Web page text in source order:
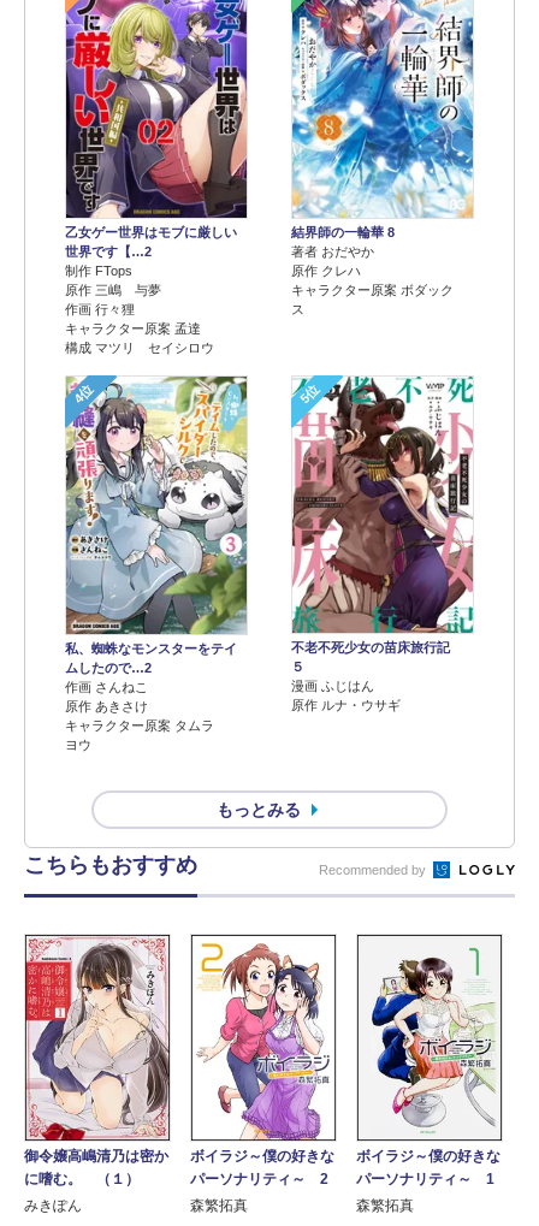
乙女ゲー世界はモブに厳しい
世界です【…2
制作 FTops
原作 三嶋 与夢
作画 行々狸
キャラクター原案 孟達
構成 マツリ セイシロウ
結界師の一輪華 8
著者 おだやか
原作 クレハ
キャラクター原案 ボダック
ス
4位
私、蜘蛛なモンスターをテイ
ムしたので…2
作画 さんねこ
原作 あきさけ
キャラクター原案 タムラ
ヨウ
5位
不老不死少女の苗床旅行記
５
漫画 ふじはん
原作 ルナ・ウサギ
もっとみる
こちらもおすすめ Recommended by
御令嬢高嶋清乃は密か
に嗜む。 （１）
みきぽん
ボイラジ～僕の好きな
パーソナリティ～ 2
森繁拓真
ボイラジ～僕の好きな
パーソナリティ～ 1
森繁拓真